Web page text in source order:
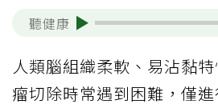
聽健康
人類腦組織柔軟、易沾黏
瘤切除時常遇到困難，僅